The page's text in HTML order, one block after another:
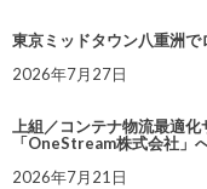
東京ミッドタウン八重洲
2026年7月27日
上組／コンテナ物流最適
「OneStream株式会社」
2026年7月21日